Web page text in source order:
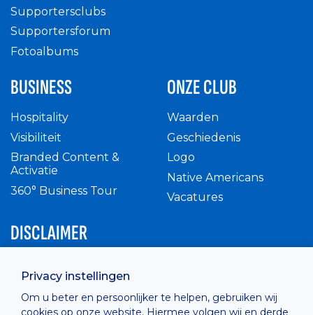
Privacy instellingen
Om u beter en persoonlijker te helpen, gebruiken wij
cookies op onze website. Hiermee volgen wij en derde
Supportersclubs
Supportersforum
Fotoalbums
BUSINESS
Hospitality
Visibiliteit
Branded Content &
Activatie
360° Business Tour
ONZE CLUB
Waarden
Geschiedenis
Logo
Native Americans
Vacatures
DISCLAIMER
Privacy Policy
Cashless